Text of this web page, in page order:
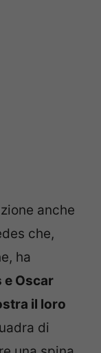
anche
che,
ha
e Oscar
il loro
di